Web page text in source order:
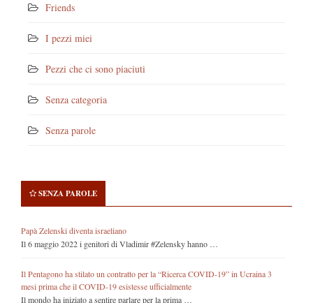
Friends
I pezzi miei
Pezzi che ci sono piaciuti
Senza categoria
Senza parole
SENZA PAROLE
Papà Zelenski diventa israeliano
Il 6 maggio 2022 i genitori di Vladimir #Zelensky hanno …
Il Pentagono ha stilato un contratto per la “Ricerca COVID-19” in Ucraina 3
mesi prima che il COVID-19 esistesse ufficialmente
Il mondo ha iniziato a sentire parlare per la prima …